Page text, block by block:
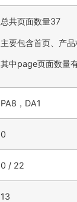
总共页面数量37
主要包含首页、产
其中page页面数量
PA8，DA1
0
0 / 22
13